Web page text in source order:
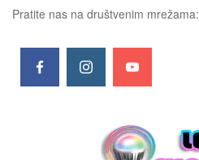
Pratite nas na društvenim mrežama: